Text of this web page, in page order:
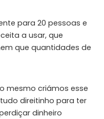
para 20 pessoas e
a usar, que
que quantidades de
mesmo criámos esse
direitinho para ter
dinheiro